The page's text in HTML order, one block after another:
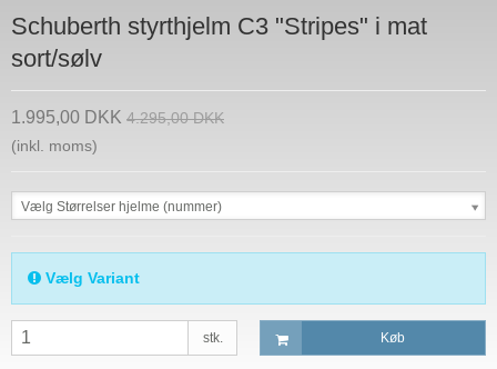
Schuberth styrthjelm C3 "Stripes" i mat
sort/sølv
1.995,00 DKK 4.295,00 DKK
(inkl. moms)
Vælg Størrelser hjelme (nummer)
Vælg Variant
stk. Køb